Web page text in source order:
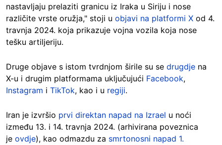
nastavljaju prelaziti granicu iz Iraka u Siriju i nose
različite vrste oružja," stoji u objavi na platformi X od 4.
travnja 2024. koja prikazuje vojna vozila koja nose
tešku artiljeriju.
Druge objave s istom tvrdnjom širile su se drugdje na
X-u i drugim platformama uključujući Facebook,
Instagram i TikTok, kao i u regiji.
Iran je izvršio prvi direktan napad na Izrael u noći
između 13. i 14. travnja 2024. (arhivirana poveznica
je ovdje), kao odmazdu za smrtonosni napad 1.